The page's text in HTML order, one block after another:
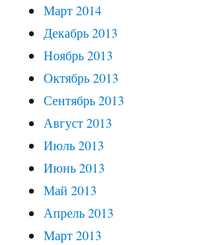
Март 2014
Декабрь 2013
Ноябрь 2013
Октябрь 2013
Сентябрь 2013
Август 2013
Июль 2013
Июнь 2013
Май 2013
Апрель 2013
Март 2013